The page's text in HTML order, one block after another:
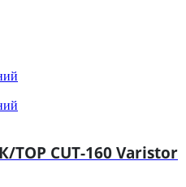
TOP CUT-160 Varistor